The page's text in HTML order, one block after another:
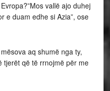
vallë ajo duhej
e duam edhe si Azia”, ose
aq shumë nga ty,
që të rrnojmë për me